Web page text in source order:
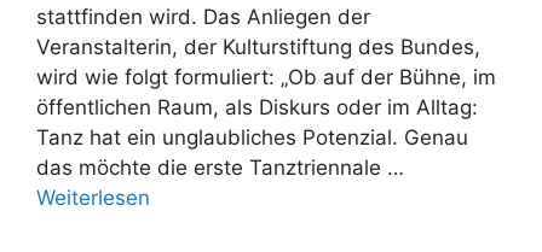
stattfinden wird. Das Anliegen der
Veranstalterin, der Kulturstiftung des Bundes,
wird wie folgt formuliert: „Ob auf der Bühne, im
öffentlichen Raum, als Diskurs oder im Alltag:
Tanz hat ein unglaubliches Potenzial. Genau
das möchte die erste Tanztriennale …
Weiterlesen